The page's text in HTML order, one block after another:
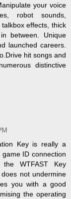
your voice
robot sounds,
effects, thick
between. Unique
launched careers.
hit songs and
distinctive
Key is really a
ID connection
WTFAST Key
not undermine
you with a good
the operating